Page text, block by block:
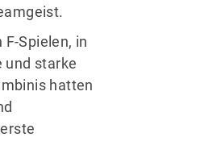
Spielen, in
und starke
hatten